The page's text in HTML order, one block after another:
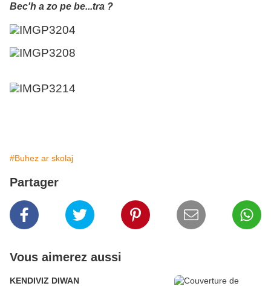
Bec'h a zo pe be...tra ?
#Buhez ar skolaj
Partager
Vous aimerez aussi
KENDIVIZ DIWAN